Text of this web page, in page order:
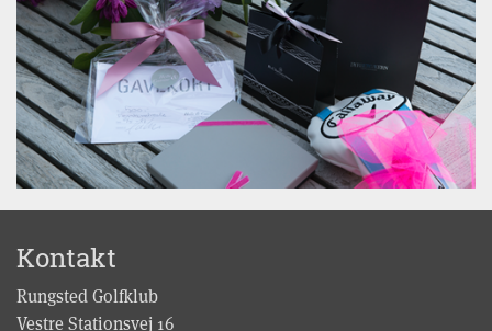
Kontakt
Rungsted Golfklub
Vestre Stationsvej 16